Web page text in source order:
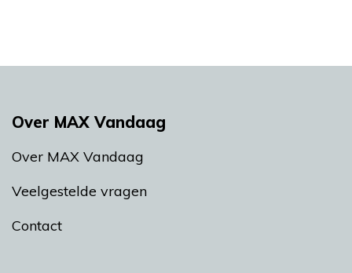
Over MAX Vandaag
Over MAX Vandaag
Veelgestelde vragen
Contact